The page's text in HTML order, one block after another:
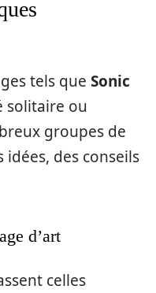
tels que Sonic
solitaire ou
groupes de
des conseils
d’art
celles